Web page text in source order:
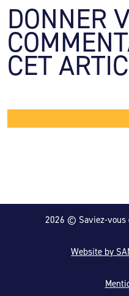
DONNER
CET
2026 © Saviez-vous
Website by